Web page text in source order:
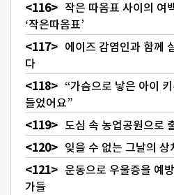
작은 따옴표 사이의 여
‘작은따옴표’
에이즈 감염인과 함께
다
“가슴으로 낳은 아이
들었어요”
도심 속 농업공원으로
잊을 수 없는 그날의 상
운동으로 우울증을 예
가들